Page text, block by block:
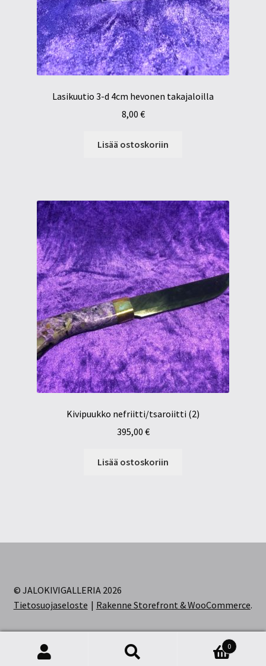
Lasikuutio 3-d 4cm hevonen takajaloilla
8,00 €
Lisää ostoskoriin
Kivipuukko nefriitti/tsaroiitti (2)
395,00 €
Lisää ostoskoriin
© JALOKIVIGALLERIA 2026
Tietosuojaseloste
Rakenne Storefront & WooCommerce.
0